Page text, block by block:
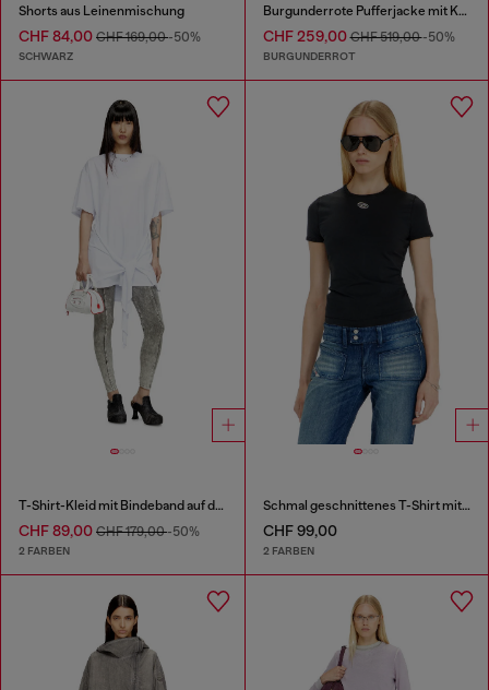
Shorts aus Leinenmischung
CHF 84,00 CHF 169,00-50%
SCHWARZ
Burgunderrote Pufferjacke mit Kapuze aus beschichtetem Stoff
CHF 259,00CHF 519,00-50%
BURGUNDERROT
T-Shirt-Kleid mit Bindeband auf der Vorderseite
CHF 89,00 CHF 179,00-50%
2 FARBEN
Schmal geschnittenes T-Shirt mit metallischem Oval D
CHF 99,00
2 FARBEN